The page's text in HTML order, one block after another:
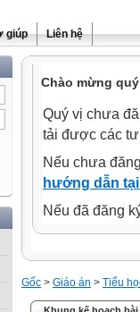
giúp Liên hệ
Chào mừng
Quý vị chưa
tải được các
Nếu chưa
hướng dẫn
Nếu đã đăng
Gốc > Giáo án > Tiểu